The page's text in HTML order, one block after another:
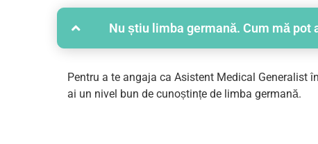
Nu știu limba germană. Cum mă pot
Pentru a te angaja ca Asistent Medical Generalist
ai un nivel bun de cunoștințe de limba germană.